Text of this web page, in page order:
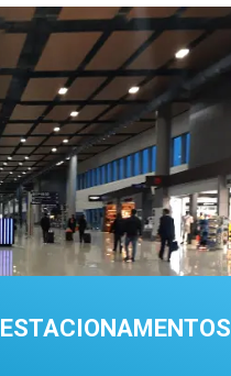
ESTACIONAMENTOS